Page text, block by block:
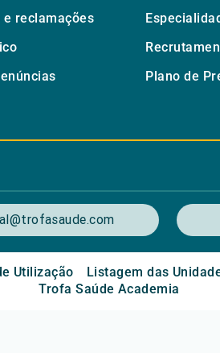
e reclamações
Plano de
Utilização Listagem das
Trofa Saúde Academia